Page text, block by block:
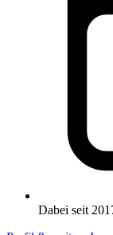
Dabei seit